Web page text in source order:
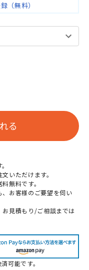
（無料）
る
いただけます。
無料です。
お客様のご要望を伺い
お見積もり/ご相談までは
可能です。